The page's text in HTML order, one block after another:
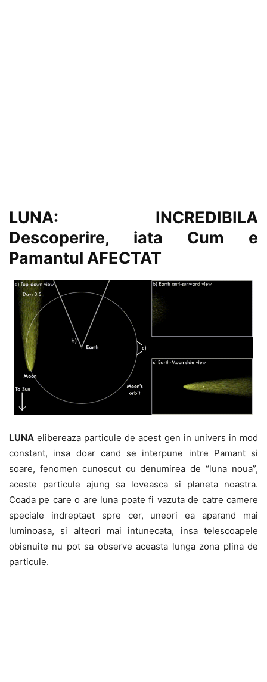
LUNA: INCREDIBILA
Descoperire, iata Cum e
Pamantul AFECTAT
LUNA elibereaza particule de acest gen in univers in mod
constant, insa doar cand se interpune intre Pamant si
soare, fenomen cunoscut cu denumirea de “luna noua”,
aceste particule ajung sa loveasca si planeta noastra.
Coada pe care o are luna poate fi vazuta de catre camere
speciale indreptaet spre cer, uneori ea aparand mai
luminoasa, si alteori mai intunecata, insa telescoapele
obisnuite nu pot sa observe aceasta lunga zona plina de
particule.